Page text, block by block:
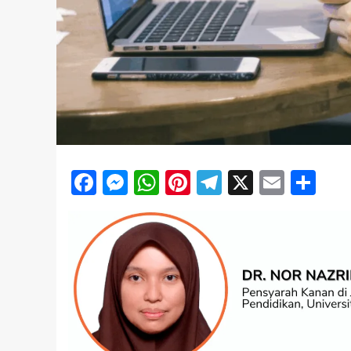
Facebook
Messenger
WhatsApp
Pinterest
Telegram
X Email